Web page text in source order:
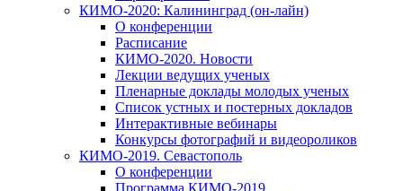
КИМО-2020: Калининград (он-лайн)
О конференции
Расписание
КИМО-2020. Новости
Лекции ведущих ученых
Пленарные доклады молодых ученых
Список устных и постерных докладов
Интерактивные вебинары
Конкурсы фотографий и видеороликов
КИМО-2019. Севастополь
О конференции
Программа КИМО-2019